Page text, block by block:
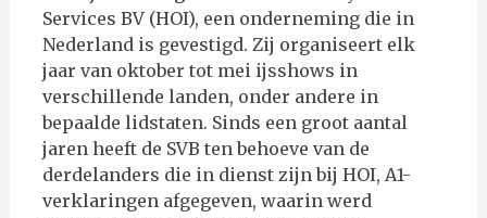
Services BV (HOI), een onderneming die in
Nederland is gevestigd. Zij organiseert elk
jaar van oktober tot mei ijsshows in
verschillende landen, onder andere in
bepaalde lidstaten. Sinds een groot aantal
jaren heeft de SVB ten behoeve van de
derdelanders die in dienst zijn bij HOI, A1-
verklaringen afgegeven, waarin werd